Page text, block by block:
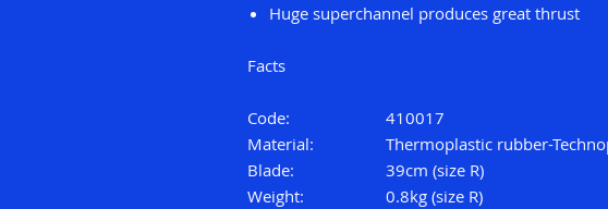
Huge superchannel produces great thrust
Facts
Code:
410017
Material:
Thermoplastic rubber-
Blade:
39cm (size R)
Weight:
0.8kg (size R)